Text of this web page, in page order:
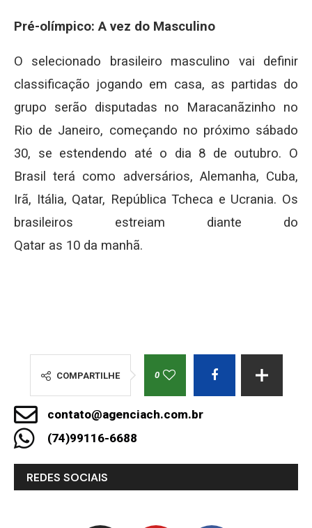
Pré-olímpico: A vez do Masculino
O selecionado brasileiro masculino vai definir
classificação jogando em casa, as partidas do
grupo serão disputadas no Maracanãzinho no
Rio de Janeiro, começando no próximo sábado
30, se estendendo até o dia 8 de outubro. O
Brasil terá como adversários, Alemanha, Cuba,
Irã, Itália, Qatar, República Tcheca e Ucrania. Os
brasileiros estreiam diante do
Qatar as 10 da manhã.
COMPARTILHE 0
contato@agenciach.com.br
(74)99116-6688
REDES SOCIAIS